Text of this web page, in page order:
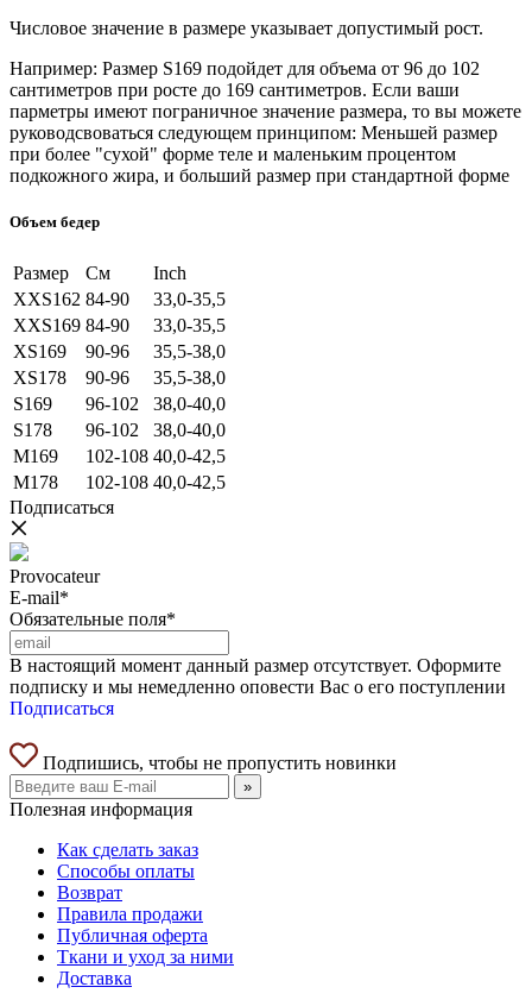
Числовое значение в размере указывает допустимый рост.
Например: Размер S169 подойдет для объема от 96 до 102
сантиметров при росте до 169 сантиметров. Если ваши
парметры имеют пограничное значение размера, то вы можете
руководсвоваться следующем принципом: Меньшей размер
при более "сухой" форме теле и маленьким процентом
подкожного жира, и больший размер при стандартной форме
Объем бедер
Размер См
Inch
XXS162 84-90
33,0-35,5
XXS169 84-90
33,0-35,5
XS169
90-96
35,5-38,0
XS178
90-96
35,5-38,0
S169
96-102
38,0-40,0
S178
96-102
38,0-40,0
M169
102-108 40,0-42,5
M178
102-108 40,0-42,5
Подписаться
Provocateur
E-mail*
Обязательные поля*
В настоящий момент данный размер отсутствует. Оформите
подписку и мы немедленно оповести Вас о его поступлении
Подписаться
Подпишись, чтобы не пропустить новинки
»
Полезная информация
Как сделать заказ
Способы оплаты
Возврат
Правила продажи
Публичная оферта
Ткани и уход за ними
Доставка